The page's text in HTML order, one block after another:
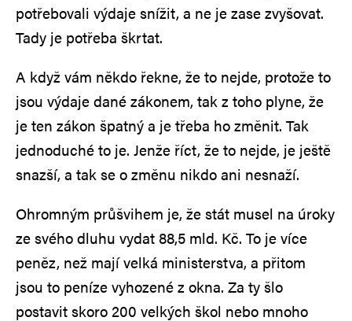
potřebovali výdaje snížit, a ne je zase zvyšovat.
Tady je potřeba škrtat.
A když vám někdo řekne, že to nejde, protože to
jsou výdaje dané zákonem, tak z toho plyne, že
je ten zákon špatný a je třeba ho změnit. Tak
jednoduché to je. Jenže říct, že to nejde, je ještě
snazší, a tak se o změnu nikdo ani nesnaží.
Ohromným průšvihem je, že stát musel na úroky
ze svého dluhu vydat 88,5 mld. Kč. To je více
peněz, než mají velká ministerstva, a přitom
jsou to peníze vyhozené z okna. Za ty šlo
postavit skoro 200 velkých škol nebo mnoho